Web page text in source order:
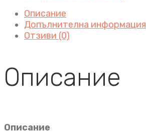
Описание
Допълнителна информация
Отзиви (0)
Описание
Описание